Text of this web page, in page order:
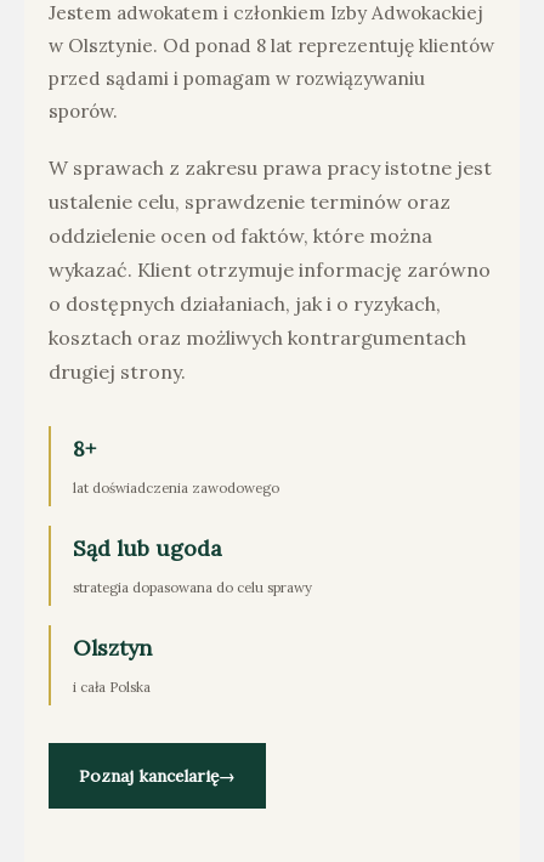
Jestem adwokatem i członkiem Izby Adwokackiej
w Olsztynie. Od ponad 8 lat reprezentuję klientów
przed sądami i pomagam w rozwiązywaniu
sporów.
W sprawach z zakresu prawa pracy istotne jest
ustalenie celu, sprawdzenie terminów oraz
oddzielenie ocen od faktów, które można
wykazać. Klient otrzymuje informację zarówno
o dostępnych działaniach, jak i o ryzykach,
kosztach oraz możliwych kontrargumentach
drugiej strony.
8+
lat doświadczenia zawodowego
Sąd lub ugoda
strategia dopasowana do celu sprawy
Olsztyn
i cała Polska
Poznaj kancelarię→